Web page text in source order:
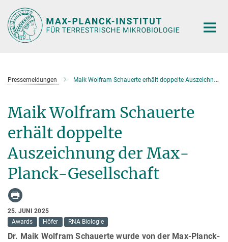
Hauptinhalt
Pressemeldungen Maik Wolfram Schauerte erhält doppelte Auszeichnung der Max-Planck-Gesellschaft
Maik Wolfram Schauerte
erhält doppelte
Auszeichnung der Max-
Planck-Gesellschaft
25. JUNI 2025
Awards
Höfer RNA Biologie
Dr. Maik Wolfram Schauerte wurde von der Max-Planck-